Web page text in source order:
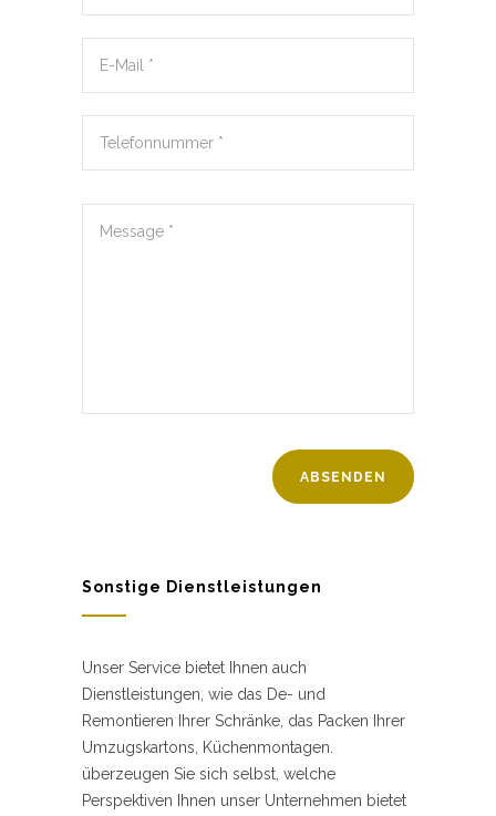
Sonstige Dienstleistungen
Unser Service bietet Ihnen auch
Dienstleistungen, wie das De- und
Remontieren Ihrer Schränke, das Packen Ihrer
Umzugskartons, Küchenmontagen.
überzeugen Sie sich selbst, welche
Perspektiven Ihnen unser Unternehmen bietet